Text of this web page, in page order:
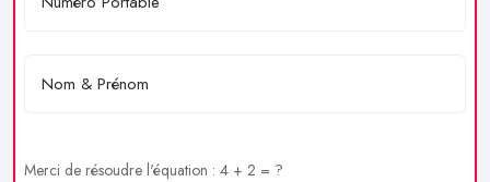
Merci de résoudre l'équation : 4 + 2 = ?